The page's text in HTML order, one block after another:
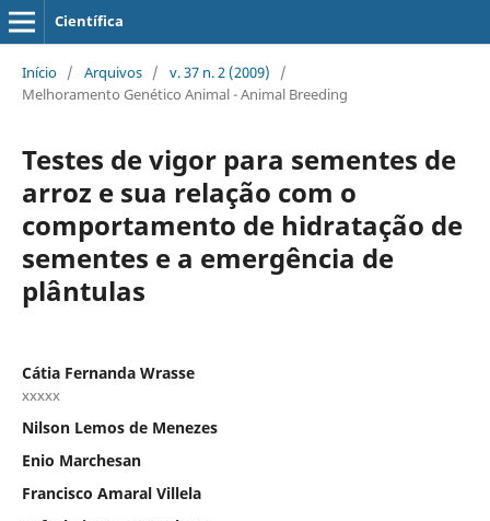
Científica
Início / Arquivos / v. 37 n. 2 (2009)
/
Melhoramento Genético Animal - Animal Breeding
Testes de vigor para sementes de
arroz e sua relação com o
comportamento de hidratação de
sementes e a emergência de
plântulas
Cátia Fernanda Wrasse
xxxxx
Nilson Lemos de Menezes
Enio Marchesan
Francisco Amaral Villela